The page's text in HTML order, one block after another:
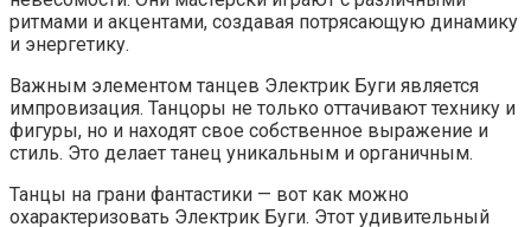
ритмами и акцентами, создавая потрясающую динамику
и энергетику.
Важным элементом танцев Электрик Буги является
импровизация. Танцоры не только оттачивают технику и
фигуры, но и находят свое собственное выражение и
стиль. Это делает танец уникальным и органичным.
Танцы на грани фантастики — вот как можно
охарактеризовать Электрик Буги. Этот удивительный